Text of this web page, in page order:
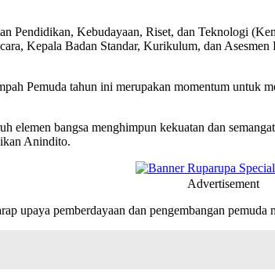
Kebudayaan, Riset, dan Teknologi
Kepala Badan Standar, Kurikulum, dan
Pemuda tahun ini merupakan momentum untuk
elemen bangsa menghimpun kekuatan dan
Anindito.
Advertisement
upaya pemberdayaan dan pengembangan